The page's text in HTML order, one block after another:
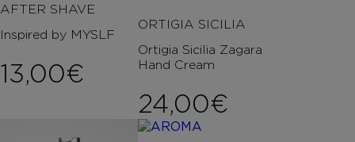
AFTER SHAVE
Inspired by MYSLF
13,00€
ORTIGIA SICILIA
Ortigia Sicilia Zagara
Hand Cream
24,00€